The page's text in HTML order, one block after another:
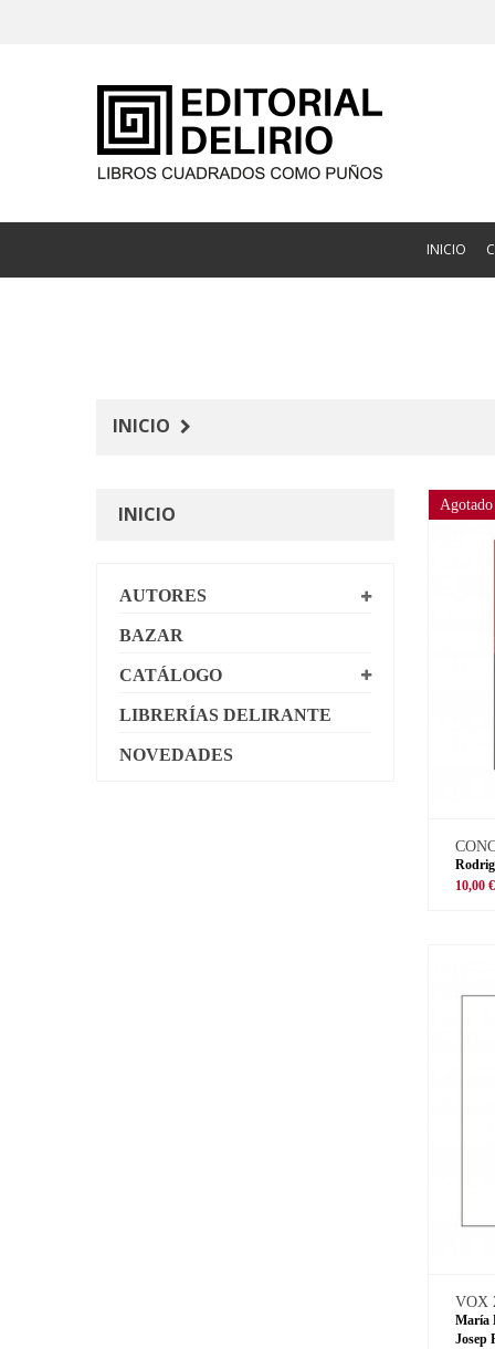
INICIO
INICIO
INICIO
AUTORES
BAZAR
CATÁLOGO
LIBRERÍAS DELIRANTE
NOVEDADES
Agotado
10,00 €
VOX
María
Josep